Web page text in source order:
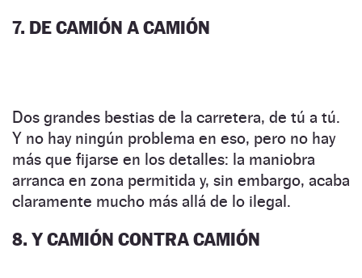
7. DE CAMIÓN A CAMIÓN
Dos grandes bestias de la carretera, de tú a tú.
Y no hay ningún problema en eso, pero no hay
más que fijarse en los detalles: la maniobra
arranca en zona permitida y, sin embargo, acaba
claramente mucho más allá de lo ilegal.
8. Y CAMIÓN CONTRA CAMIÓN